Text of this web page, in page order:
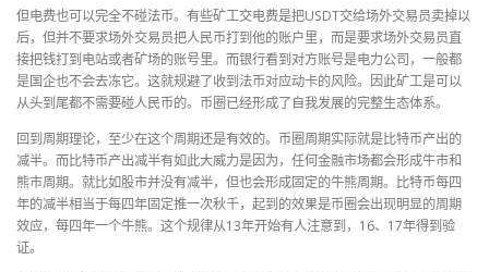
但电费也可以完全不碰法币。有些矿工交电费是把USDT交给场外交易员卖掉以
后，但并不要求场外交易员把人民币打到他的账户里，而是要求场外交易员直
接把钱打到电站或者矿场的账号里。而银行看到对方账号是电力公司，一般都
是国企也不会去冻它。这就规避了收到法币对应动卡的风险。因此矿工是可以
从头到尾都不需要碰人民币的。币圈已经形成了自我发展的完整生态体系。
回到周期理论，至少在这个周期还是有效的。币圈周期实际就是比特币产出的
减半。而比特币产出减半有如此大威力是因为，任何金融市场都会形成牛市和
熊市周期。就比如股市并没有减半，但也会形成固定的牛熊周期。比特币每四
年的减半相当于每四年固定推一次秋千，起到的效果是币圈会出现明显的周期
效应，每四年一个牛熊。这个规律从13年开始有人注意到，16、17年得到验
证。